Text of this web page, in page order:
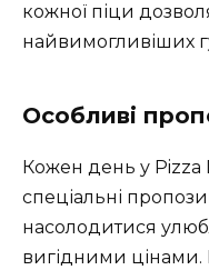
кожної піци
найвимогливіших
Особливі
Кожен день у Pizza
спеціальні
насолодитися
вигідними